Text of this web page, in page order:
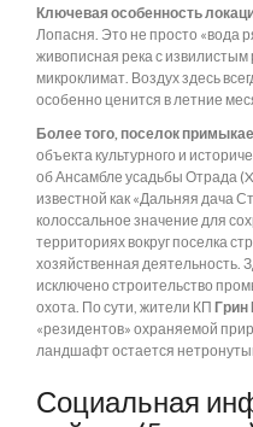
Ключевая особенность
Лопасня. Это не просто «вода
живописная река с
микроклимат. Воздух здесь
особенно ценится в летние
Более того, поселок
объекта культурного и
об Ансамбле усадьбы Отрада
известной как «Дальняя дача
колоссальное значение для
территориях вокруг поселка
хозяйственная деятельность.
исключено строительство
охота. По сути, жители КП Грин
«резидентов» охраняемой
ландшафт остается
Социальная